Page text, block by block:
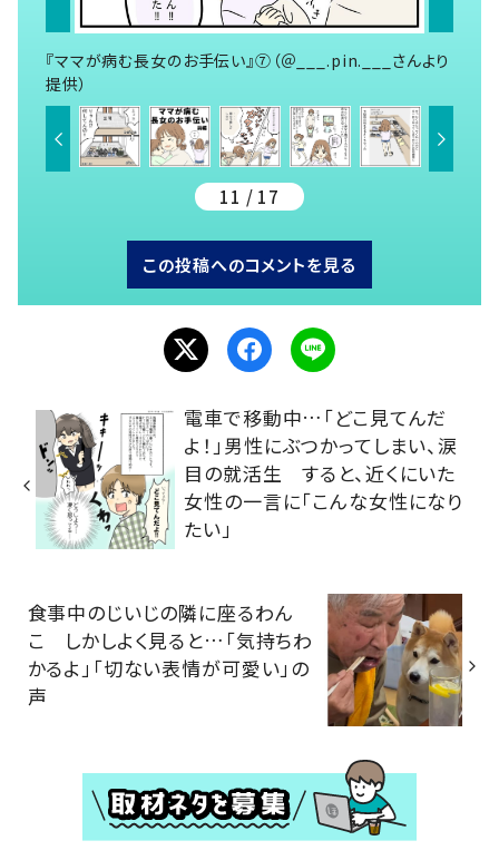
『ママが病む長女のお手伝い』⑦（＠___.pin.___さんより
提供）
11 / 17
この投稿へのコメントを見る
電車で移動中…「どこ見てんだ
よ！」男性にぶつかってしまい、涙
目の就活生 すると、近くにいた
女性の一言に「こんな女性になり
たい」
食事中のじいじの隣に座るわん
こ しかしよく見ると…「気持ちわ
かるよ」「切ない表情が可愛い」の
声